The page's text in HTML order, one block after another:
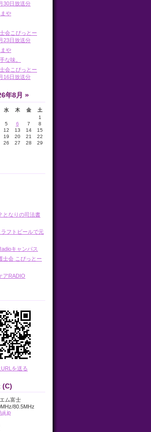
30日放送分
まや
会こぴっとー
23日放送分
まや
な味。
会こぴっとー
16日放送分
年8月 »
水 木 金
土
1
5 6 7
8
12 13 14
15
19 20 21
22
26 27 28
29
となりの司法書
フトビールで元
キャンパス
士会 こぴっとー
アRADIO
を送る
(C)
ム富士
80.5MHz